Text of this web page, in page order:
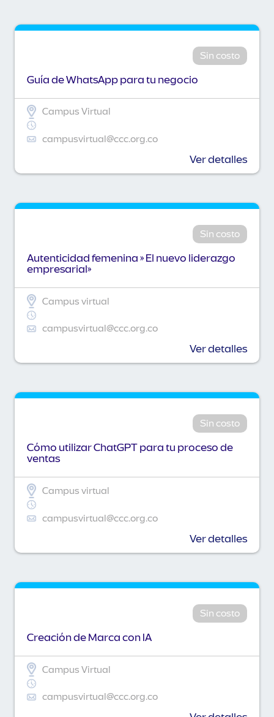
Sin costo
Guía de WhatsApp para tu negocio
Campus Virtual
campusvirtual@ccc.org.co
Ver detalles
Sin costo
Autenticidad femenina » El nuevo liderazgo
empresarial»
Campus virtual
campusvirtual@ccc.org.co
Ver detalles
Sin costo
Cómo utilizar ChatGPT para tu proceso de
ventas
Campus virtual
campusvirtual@ccc.org.co
Ver detalles
Sin costo
Creación de Marca con IA
Campus Virtual
campusvirtual@ccc.org.co